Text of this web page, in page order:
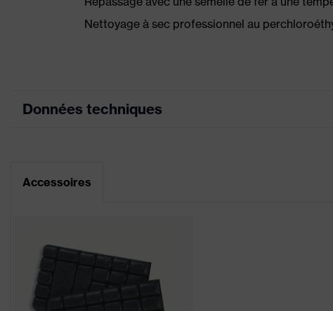
Nettoyage à sec professionnel au
Données techniques
recherche (filtre)
Désignation
Famille de
produits
Accessoires